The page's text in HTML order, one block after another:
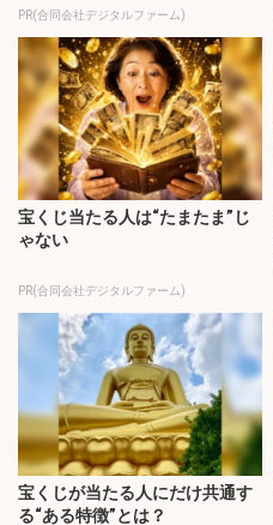
PR(合同会社デジタルファーム)
宝くじ当たる人は“たまたま”じ
ゃない
PR(合同会社デジタルファーム)
宝くじが当たる人にだけ共通す
る“ある特徴”とは？